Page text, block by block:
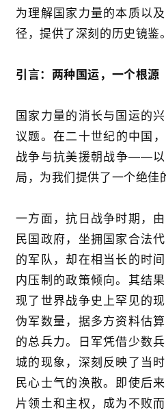
为理解国家力量的本质以
径，提供了深刻的历史镜鉴。
引言：两种国运，一个根源
国家力量的消长与国运的
议题。在二十世纪的中国
战争与抗美援朝战争——
局，为我们提供了一个绝佳
一方面，抗日战争时期，
民国政府，坐拥国家合法
的军队，却在相当长的时
内压制的政策倾向。其结
现了世界战争史上罕见的
伪军数量，据多方资料估
的总兵力。日军凭借少数
城的现象，深刻反映了当
民心士气的涣散。 即使后
片领土和主权，成为不败